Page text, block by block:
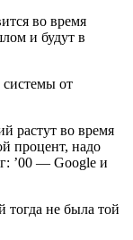
во время
и будут в
от
растут во время
процент, надо
’00 — Google и
тогда не была той